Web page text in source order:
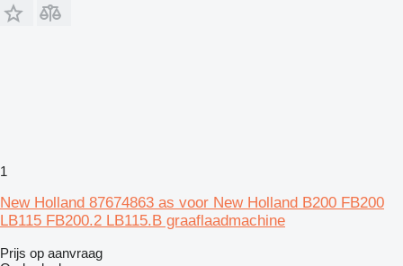
1
New Holland 87674863 as voor New Holland B200 FB200
LB115 FB200.2 LB115.B graaflaadmachine
Prijs op aanvraag